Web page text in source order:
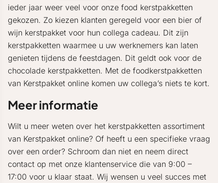
ieder jaar weer veel voor onze food kerstpakketten
gekozen. Zo kiezen klanten geregeld voor een bier of
wijn kerstpakket voor hun collega cadeau. Dit zijn
kerstpakketten waarmee u uw werknemers kan laten
genieten tijdens de feestdagen. Dit geldt ook voor de
chocolade kerstpakketten. Met de foodkerstpakketten
van Kerstpakket online komen uw collega’s niets te kort.
Meer informatie
Wilt u meer weten over het kerstpakketten assortiment
van Kerstpakket online? Of heeft u een specifieke vraag
over een order? Schroom dan niet en neem direct
contact op met onze klantenservice die van 9:00 –
17:00 voor u klaar staat. Wij wensen u veel succes met